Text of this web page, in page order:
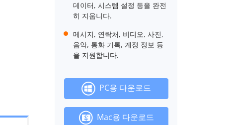
데이터, 시스템 설정 등을 완전
히 지웁니다.
메시지, 연락처, 비디오, 사진,
음악, 통화 기록, 계정 정보 등
을 지원합니다.
PC용 다운로드
Mac용 다운로드